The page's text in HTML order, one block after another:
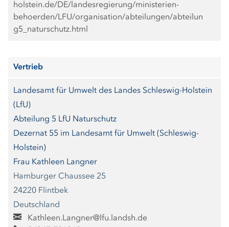
holstein.de/DE/landesregierung/ministerien-
behoerden/LFU/organisation/abteilungen/abteilun
g5_naturschutz.html
Vertrieb
Landesamt für Umwelt des Landes Schleswig-Holstein
(LfU)
Abteilung 5 LfU Naturschutz
Dezernat 55 im Landesamt für Umwelt (Schleswig-
Holstein)
Frau Kathleen Langner
Hamburger Chaussee 25
24220 Flintbek
Deutschland
Kathleen.Langner@lfu.landsh.de